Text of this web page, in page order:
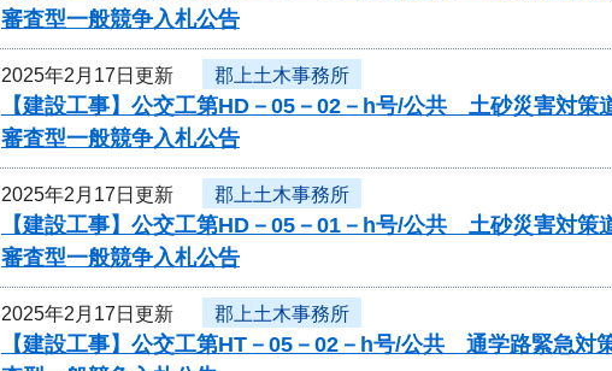
審査型一般競争入札公告
2025年2月17日更新 郡上土木事務所
【建設工事】公交工第HD－05－02－h号/公共 土砂災害対
審査型一般競争入札公告
2025年2月17日更新 郡上土木事務所
【建設工事】公交工第HD－05－01－h号/公共 土砂災害対
審査型一般競争入札公告
2025年2月17日更新 郡上土木事務所
【建設工事】公交工第HT－05－02－h号/公共 通学路緊急対